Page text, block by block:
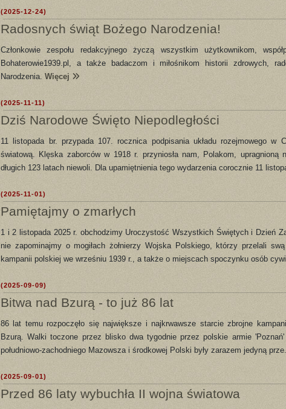
(2025-12-24)
Radosnych świąt Bożego Narodzenia!
Członkowie zespołu redakcyjnego życzą wszystkim użytkownikom,
Bohaterowie1939.pl, a także badaczom i miłośnikom historii zdrowych,
Narodzenia. Więcej
(2025-11-11)
Dziś Narodowe Święto Niepodległości
11 listopada br. przypada 107. rocznica podpisania układu rozejmowego w
światową. Klęska zaborców w 1918 r. przyniosła nam, Polakom, upragnioną
długich 123 latach niewoli. Dla upamiętnienia tego wydarzenia corocznie 11
(2025-11-01)
Pamiętajmy o zmarłych
1 i 2 listopada 2025 r. obchodzimy Uroczystość Wszystkich Świętych i Dzień
nie zapominajmy o mogiłach żołnierzy Wojska Polskiego, którzy przelali
kampanii polskiej we wrześniu 1939 r., a także o miejscach spoczynku osób
(2025-09-09)
Bitwa nad Bzurą - to już 86 lat
86 lat temu rozpoczęło się największe i najkrwawsze starcie zbrojne
Bzurą. Walki toczone przez blisko dwa tygodnie przez polskie armie
południowo-zachodniego Mazowsza i środkowej Polski były zarazem jedyną
(2025-09-01)
Przed 86 laty wybuchła II wojna światowa